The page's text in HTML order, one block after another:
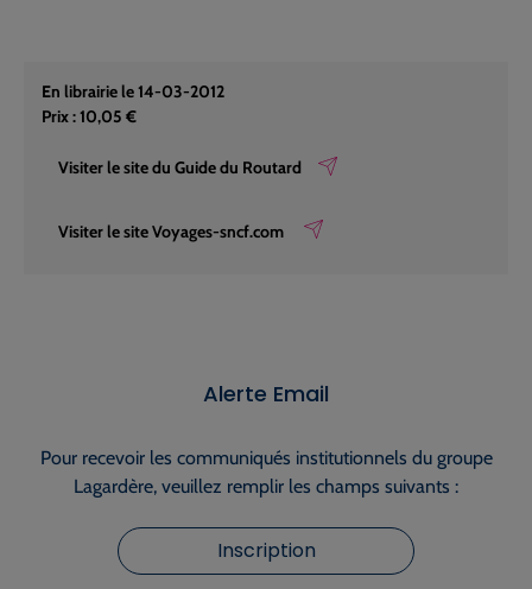
En librairie le 14-03-2012
Prix : 10,05 €
Visiter le site du Guide du Routard
Visiter le site Voyages-sncf.com
Alerte Email
Pour recevoir les communiqués institutionnels du groupe
Lagardère, veuillez remplir les champs suivants :
Inscription